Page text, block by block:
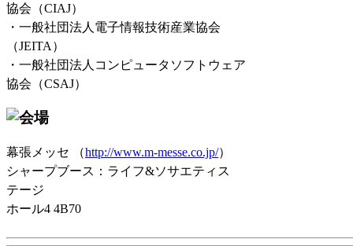
協会（CIAJ）
・一般社団法人電子情報技術産業協会
（JEITA）
・一般社団法人コンピュータソフトウェア
協会（CSAJ）
幕張メッセ （http://www.m-messe.co.jp/）
シャープブース：ライフ&ソサエティス
テージ
ホール4 4B70